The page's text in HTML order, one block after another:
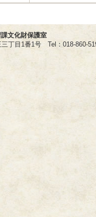
文化財保護室
三丁目1番1号 Tel：018-860-